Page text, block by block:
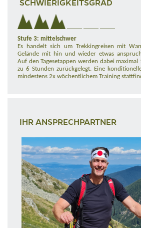
SCHWIERIGKEITSGRAD
Stufe 3: mittelschwer
Es handelt sich um Trekkingreisen mit
Gelände mit hin und wieder etwas
Auf den Tagesetappen werden dabei
zu 6 Stunden zurückgelegt. Eine
mindestens 2x wöchentlichem Training
IHR ANSPRECHPARTNER